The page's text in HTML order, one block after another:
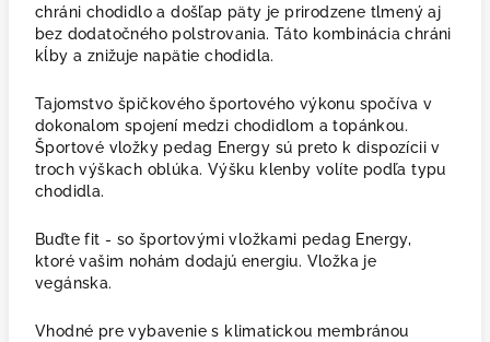
chráni chodidlo a došľap päty je prirodzene tlmený aj
bez dodatočného polstrovania. Táto kombinácia chráni
kĺby a znižuje napätie chodidla.
Tajomstvo špičkového športového výkonu spočíva v
dokonalom spojení medzi chodidlom a topánkou.
Športové vložky pedag Energy sú preto k dispozícii v
troch výškach oblúka. Výšku klenby volíte podľa typu
chodidla.
Buďte fit - so športovými vložkami pedag Energy,
ktoré vašim nohám dodajú energiu. Vložka je
vegánska.
Vhodné pre vybavenie s klimatickou membránou